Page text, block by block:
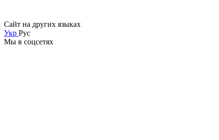
Сайт на других языках
Укр Рус
Мы в соцсетях